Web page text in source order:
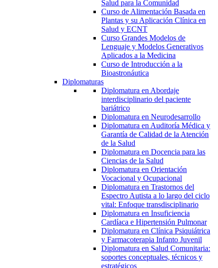
Salud para la Comunidad
Curso de Alimentación Basada en
Plantas y su Aplicación Clínica en
Salud y ECNT
Curso Grandes Modelos de
Lenguaje y Modelos Generativos
Aplicados a la Medicina
Curso de Introducción a la
Bioastronáutica
Diplomaturas
Diplomatura en Abordaje
interdisciplinario del paciente
bariátrico
Diplomatura en Neurodesarrollo
Diplomatura en Auditoría Médica y
Garantía de Calidad de la Atención
de la Salud
Diplomatura en Docencia para las
Ciencias de la Salud
Diplomatura en Orientación
Vocacional y Ocupacional
Diplomatura en Trastornos del
Espectro Autista a lo largo del ciclo
vital: Enfoque transdisciplinario
Diplomatura en Insuficiencia
Cardíaca e Hipertensión Pulmonar
Diplomatura en Clínica Psiquiátrica
y Farmacoterapia Infanto Juvenil
Diplomatura en Salud Comunitaria:
soportes conceptuales, técnicos y
estratégicos